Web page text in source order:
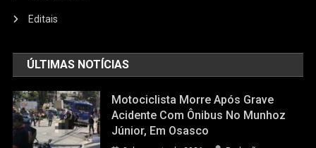
Editais
ÚLTIMAS NOTÍCIAS
Motociclista Morre Após Grave
Acidente Com Ônibus No Munhoz
Júnior, Em Osasco